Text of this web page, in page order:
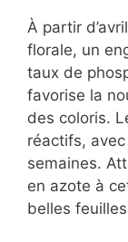
À partir
florale, un
taux de
favorise la
des coloris.
réactifs,
semaines.
en azote à
belles